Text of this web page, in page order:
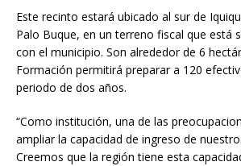
Este recinto estará ubicado al sur de
Palo Buque, en un terreno fiscal que está
con el municipio. Son alrededor de 6
Formación permitirá preparar a 120
periodo de dos años.
“Como institución, una de las
ampliar la capacidad de ingreso de
Creemos que la región tiene esta